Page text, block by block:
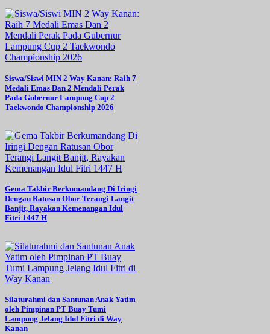
Siswa/Siswi MIN 2 Way Kanan: Raih 7
Medali Emas Dan 2 Mendali Perak
Pada Gubernur Lampung Cup 2
Taekwondo Championship 2026
Gema Takbir Berkumandang Di Iringi
Dengan Ratusan Obor Terangi Langit
Banjit, Rayakan Kemenangan Idul
Fitri 1447 H
Silaturahmi dan Santunan Anak Yatim
oleh Pimpinan PT Buay Tumi
Lampung Jelang Idul Fitri di Way
Kanan